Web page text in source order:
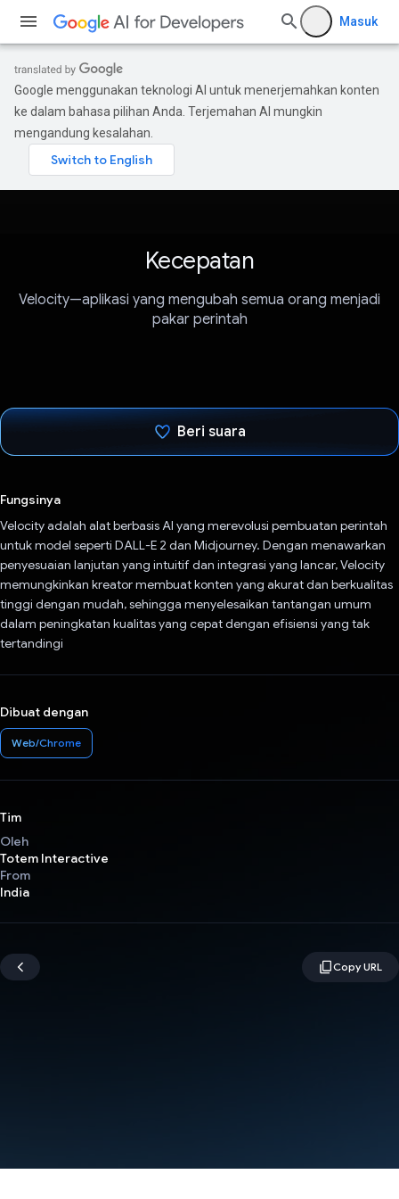
Masuk
Google menggunakan teknologi AI untuk menerjemahkan konten
ke dalam bahasa pilihan Anda. Terjemahan AI mungkin
mengandung kesalahan.
Kecepatan
Velocity—aplikasi yang mengubah semua orang menjadi
pakar perintah
Beri suara
Fungsinya
Velocity adalah alat berbasis AI yang merevolusi pembuatan perintah
untuk model seperti DALL-E 2 dan Midjourney. Dengan menawarkan
penyesuaian lanjutan yang intuitif dan integrasi yang lancar, Velocity
memungkinkan kreator membuat konten yang akurat dan berkualitas
tinggi dengan mudah, sehingga menyelesaikan tantangan umum
dalam peningkatan kualitas yang cepat dengan efisiensi yang tak
tertandingi
Dibuat dengan
Web/Chrome
Tim
Oleh
Totem Interactive
From
India